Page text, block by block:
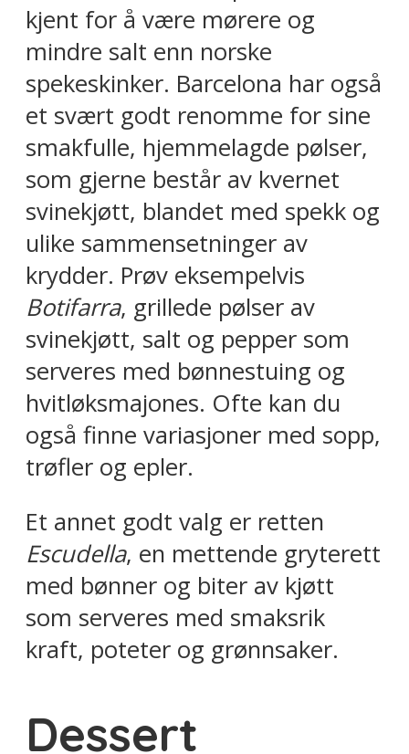
kjent for å være mørere og
mindre salt enn norske
spekeskinker. Barcelona har også
et svært godt renomme for sine
smakfulle, hjemmelagde pølser,
som gjerne består av kvernet
svinekjøtt, blandet med spekk og
ulike sammensetninger av
krydder. Prøv eksempelvis
Botifarra, grillede pølser av
svinekjøtt, salt og pepper som
serveres med bønnestuing og
hvitløksmajones. Ofte kan du
også finne variasjoner med sopp,
trøfler og epler.
Et annet godt valg er retten
Escudella, en mettende gryterett
med bønner og biter av kjøtt
som serveres med smaksrik
kraft, poteter og grønnsaker.
Dessert